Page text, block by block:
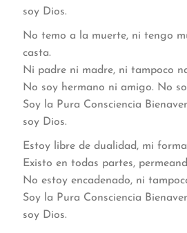
soy Dios.
No temo a la muerte, ni tengo
casta.
Ni padre ni madre, ni tampoco
No soy hermano ni amigo. No
Soy la Pura Consciencia
soy Dios.
Estoy libre de dualidad, mi
Existo en todas partes,
No estoy encadenado, ni
Soy la Pura Consciencia
soy Dios.